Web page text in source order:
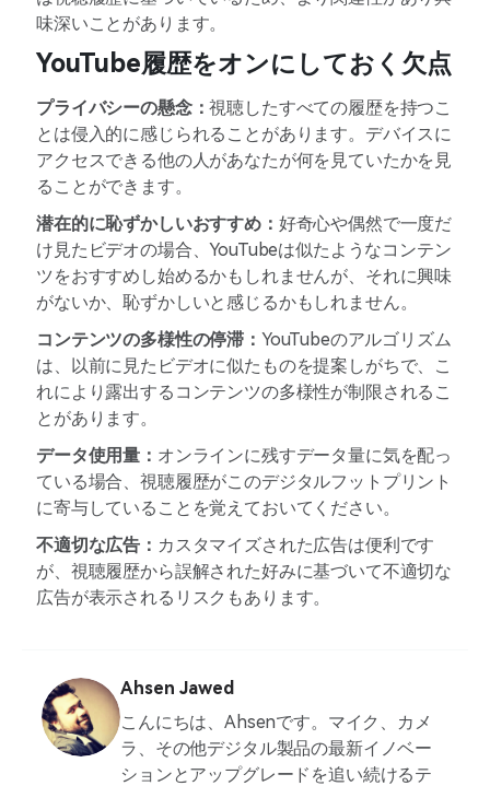
味深いことがあります。
YouTube履歴をオンにしておく欠点
プライバシーの懸念：視聴したすべての履歴を持つこ
とは侵入的に感じられることがあります。デバイスに
アクセスできる他の人があなたが何を見ていたかを見
ることができます。
潜在的に恥ずかしいおすすめ： 好奇心や偶然で一度だ
け見たビデオの場合、YouTubeは似たようなコンテン
ツをおすすめし始めるかもしれませんが、それに興味
がないか、恥ずかしいと感じるかもしれません。
コンテンツの多様性の停滞： YouTubeのアルゴリズム
は、以前に見たビデオに似たものを提案しがちで、こ
れにより露出するコンテンツの多様性が制限されるこ
とがあります。
データ使用量： オンラインに残すデータ量に気を配っ
ている場合、視聴履歴がこのデジタルフットプリント
に寄与していることを覚えておいてください。
不適切な広告： カスタマイズされた広告は便利です
が、視聴履歴から誤解された好みに基づいて不適切な
広告が表示されるリスクもあります。
Ahsen Jawed
こんにちは、Ahsenです。マイク、カメ
ラ、その他デジタル製品の最新イノベー
ションとアップグレードを追い続けるテ